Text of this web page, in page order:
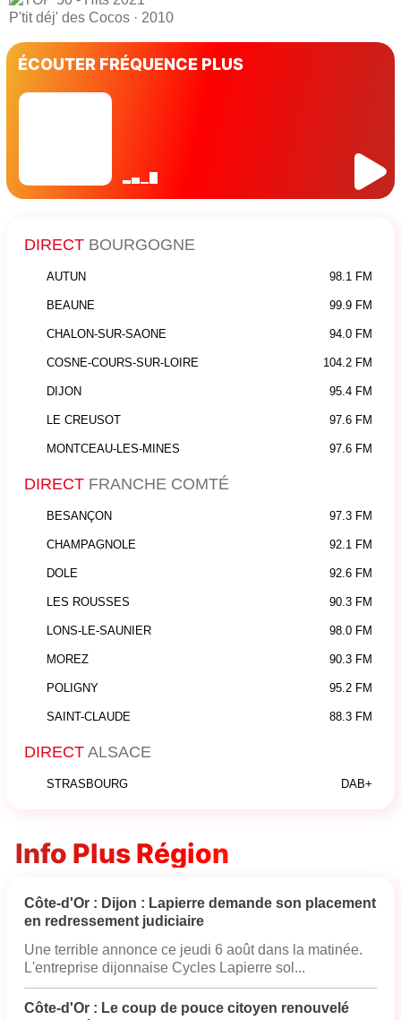
P'tit déj' des Cocos · 2010
ÉCOUTER FRÉQUENCE PLUS
DIRECT BOURGOGNE
AUTUN 98.1 FM
BEAUNE 99.9 FM
CHALON-SUR-SAONE 94.0 FM
COSNE-COURS-SUR-LOIRE 104.2 FM
DIJON 95.4 FM
LE CREUSOT 97.6 FM
MONTCEAU-LES-MINES 97.6 FM
DIRECT FRANCHE COMTÉ
BESANÇON 97.3 FM
CHAMPAGNOLE 92.1 FM
DOLE 92.6 FM
LES ROUSSES 90.3 FM
LONS-LE-SAUNIER 98.0 FM
MOREZ 90.3 FM
POLIGNY 95.2 FM
SAINT-CLAUDE 88.3 FM
DIRECT ALSACE
STRASBOURG DAB+
Info Plus Région
Côte-d'Or : Dijon : Lapierre demande son placement
en redressement judiciaire
Une terrible annonce ce jeudi 6 août dans la matinée.
L'entreprise dijonnaise Cycles Lapierre sol...
Côte-d'Or : Le coup de pouce citoyen renouvelé